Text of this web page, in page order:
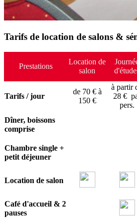
Tarifs de location de salons &
Prestations
Location de
salon
Tarifs / jour
de 70 € à
150 €
à partir
28 €
pers.
Dîner, boissons
comprise
Chambre single +
petit déjeuner
Location de salon
Café d'accueil & 2
pauses